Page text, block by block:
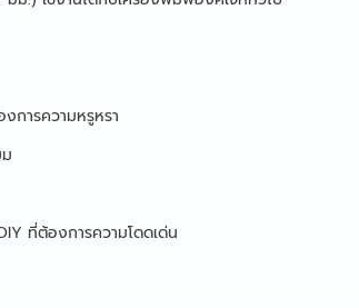
การความหรูหรา
ที่ต้องการความโดดเด่น